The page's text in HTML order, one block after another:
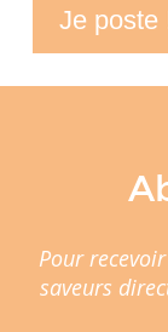
Pour
saveurs